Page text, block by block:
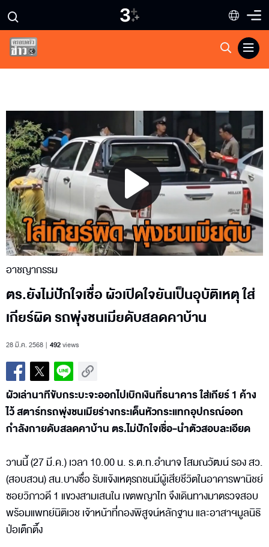
Play
Video
อาชญากรรม
ตร.ยังไม่ปักใจเชื่อ ผัวเปิดใจยันเป็นอุบัติเหตุ ใส่
เกียร์ผิด รถพุ่งชนเมียดับสลดคาบ้าน
28 มี.ค. 2568 492views
ผัวเล่านาทีขับกระบะจะออกไปเบิกเงินที่ธนาคาร ใส่เกียร์ 1 ค้าง
ไว้ สตาร์ทรถพุ่งชนเมียร่างกระเด็นหัวกระแทกอุปกรณ์ออก
กำลังกายดับสลดคาบ้าน ตร.ไม่ปักใจเชื่อ-นำตัวสอบละเอียด
วานนี้ (27 มี.ค.) เวลา 10.00 น. ร.ต.ท.อำนาจ โสมณวัฒน์ รอง สว.
(สอบสวน) สน.บางซื่อ รับแจ้งเหตุรถชนมีผู้เสียชีวิตในอาคารพานิชย์
ซอยวิภาวดี 1 แขวงสามเสนใน เขตพญาไท จึงเดินทางมาตรวจสอบ
พร้อมแพทย์นิติเวช เจ้าหน้าที่กองพิสูจน์หลักฐาน และอาสาฯมูลนิธิ
ป่อเต็กตึ๊ง